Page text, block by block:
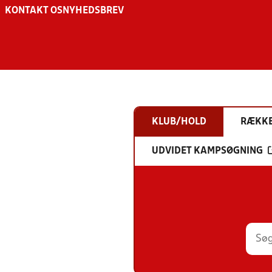
KONTAKT OS NYHEDSBREV
KLUB/HOLD
UDVIDET KAMPSØGNING